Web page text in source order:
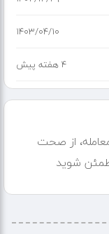
۱۴۰۳/۰۴/۱۰
4 هفته پیش
از صحت
شوید